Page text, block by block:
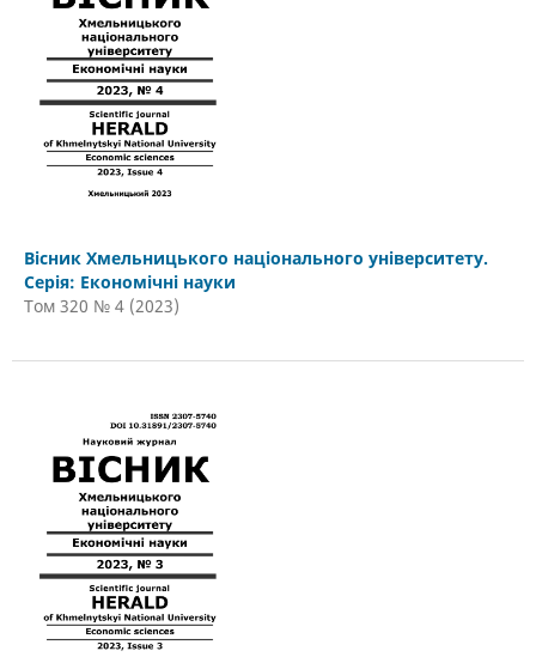
Вісник Хмельницького національного університету.
Серія: Економічні науки
Том 320 № 4 (2023)